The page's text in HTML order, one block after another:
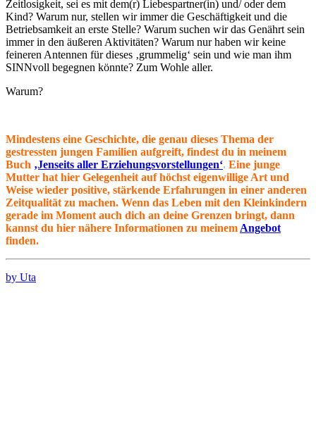
Zeitlosigkeit, sei es mit dem(r) Liebespartner(in) und/ oder dem
Kind? Warum nur, stellen wir immer die Geschäftigkeit und die
Betriebsamkeit an erste Stelle? Warum suchen wir das Genährt sein
immer in den äußeren Aktivitäten? Warum nur haben wir keine
feineren Antennen für dieses ‚grummelig‘ sein und wie man ihm
SINNvoll begegnen könnte? Zum Wohle aller.
Warum?
Mindestens eine Geschichte, die genau dieses Thema der
gestressten jungen Familien aufgreift, findest du in meinem
Buch ‚Jenseits aller Erziehungsvorstellungen‘. Eine junge
Mutter hat hier Gelegenheit auf höchst eigenwillige Art und
Weise wieder positive, stärkende Erfahrungen in einer anderen
Zeitqualität zu machen. Wenn das Leben mit den Kleinkindern
gerade im Moment auch dich an deine Grenzen bringt, dann
kannst du hier nähere Informationen zu meinem Angebot
finden.
by Uta